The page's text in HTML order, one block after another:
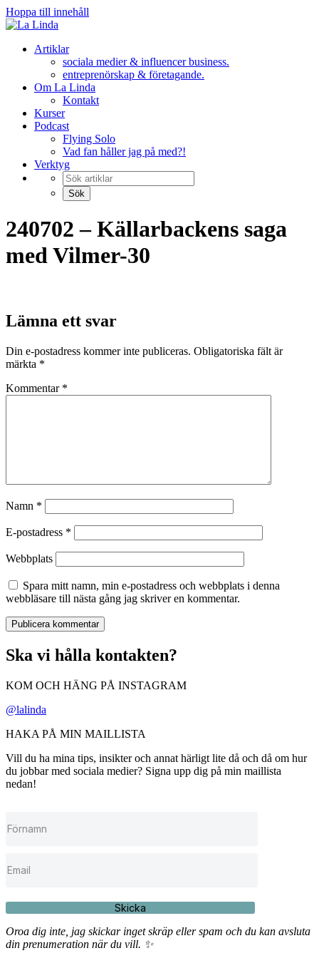
Hoppa till innehåll
Artiklar
sociala medier & influencer business.
entreprenörskap & företagande.
Om La Linda
Kontakt
Kurser
Podcast
Flying Solo
Vad fan håller jag på med?!
Verktyg
240702 – Källarbackens saga
med Vilmer-30
Lämna ett svar
Din e-postadress kommer inte publiceras. Obligatoriska fält är
märkta *
Kommentar *
Namn *
E-postadress *
Webbplats
Spara mitt namn, min e-postadress och webbplats i denna
webbläsare till nästa gång jag skriver en kommentar.
Ska vi hålla kontakten?
KOM OCH HÄNG PÅ INSTAGRAM
@lalinda
HAKA PÅ MIN MAILLISTA
Vill du ha mina tips, insikter och annat härligt lite då och då om hur
du jobbar med sociala medier? Signa upp dig på min maillista
nedan!
Skicka
Oroa dig inte, jag skickar inget skräp eller spam och du kan avsluta
din prenumeration när du vill. ✨